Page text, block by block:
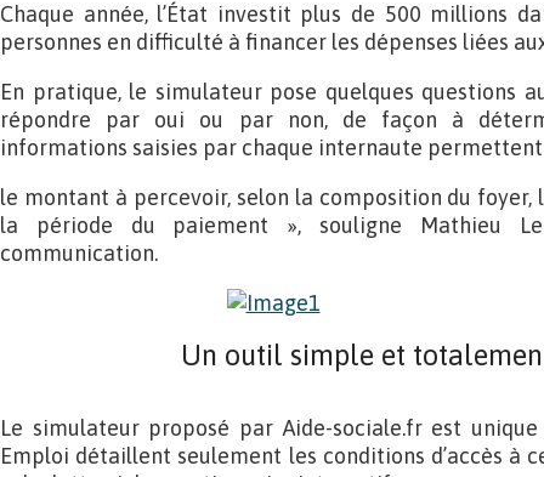
Chaque année, l’État investit plus de 500 millions
personnes en difficulté à financer les dépenses liées
En pratique, le simulateur pose quelques questions
répondre par oui ou par non, de façon à
informations saisies par chaque internaute
le montant à percevoir, selon la composition du foyer,
la période du paiement », souligne Mathieu
communication.
Un outil simple et
Le simulateur proposé par Aide-sociale.fr est
Emploi détaillent seulement les conditions d’accès à